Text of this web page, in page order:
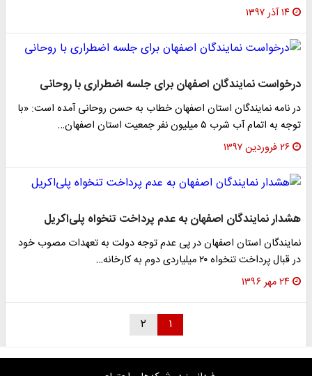
۱۴ آذر ۱۳۹۷
درخواست نمایندگان اصفهان برای جلسه اضطراری با روحانی
در نامه نمایندگان استان اصفهان خطاب به حسن روحانی آمده است: «با
توجه به اتمام آب شرب ۵ میلیون نفر جمعیت استان اصفهان…
۲۶ فروردین ۱۳۹۷
هشدار نمایندگان اصفهان به عدم پرداخت تنخواه پلی‌اکریل
نمایندگان استان اصفهان در پی عدم توجه دولت به تعهدات مصوب خود
در قبال پرداخت تنخواه ۲۰ میلیاردی دوم به کارخانه…
۲۴ مهر ۱۳۹۶
۱ ۲